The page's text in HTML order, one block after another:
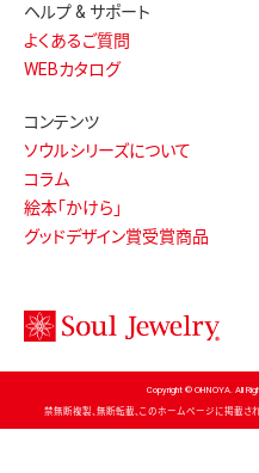
ヘルプ & サポート
よくあるご質問
WEBカタログ
コンテンツ
ソウルシリーズについて
コラム
絵本「かけら」
グッドデザイン賞受賞商品
Copyright © OHNOYA. All
禁無断複製、無断転載、このホームページに掲載さ